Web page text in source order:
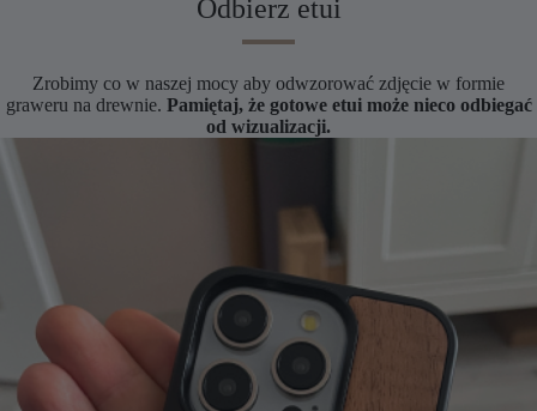
Odbierz etui
Zrobimy co w naszej mocy aby odwzorować zdjęcie w formie
graweru na drewnie. Pamiętaj, że gotowe etui może nieco odbiegać
od wizualizacji.